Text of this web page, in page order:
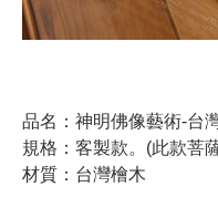
品名：神明佛像藝術-台
規格：客製款。(此款菩
材質：台灣檜木